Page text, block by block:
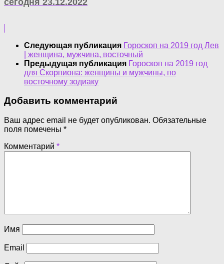
Следующая публикация Гороскоп на 2019 год Лев
| женщина, мужчина, восточный
Предыдущая публикация Гороскоп на 2019 год
для Скорпиона: женщины и мужчины, по
восточному зодиаку
Добавить комментарий
Ваш адрес email не будет опубликован. Обязательные
поля помечены *
Комментарий *
Имя
Email